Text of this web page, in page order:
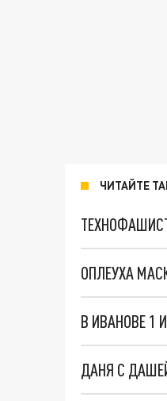
ЧИТАЙТЕ
ОПЛЕУХА
В ИВАНОВЕ 1
ДАНЯ С